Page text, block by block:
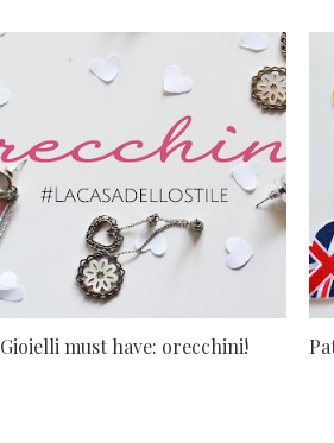
Gioielli must have: orecchini!